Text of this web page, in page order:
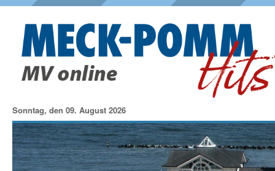
Sonntag, den 09. August 2026